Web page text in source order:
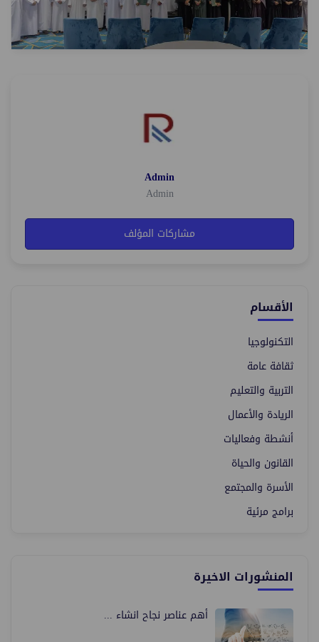
Admin
Admin
مشاركات المؤلف
الأقسام
التكنولوجيا
ثقافة عامة
التربية والتعليم
الريادة والأعمال
أنشطة وفعاليات
القانون والحياة
الأسرة والمجتمع
برامج مرئية
المنشورات الاخيرة
أهم عناصر نجاح انشاء ...